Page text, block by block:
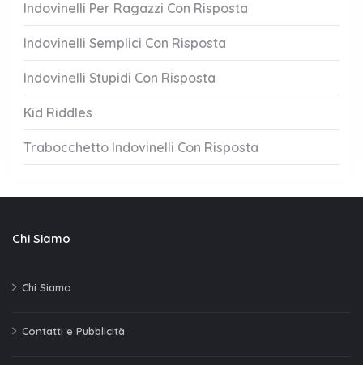
Indovinelli Per Ragazzi Con Risposta
Indovinelli Semplici Con Risposta
Indovinelli Stupidi Con Risposta
Kid Riddles
Trabocchetto Indovinelli Con Risposta
Chi Siamo
Chi Siamo
Contatti e Pubblicità